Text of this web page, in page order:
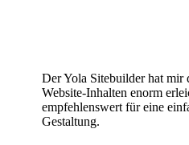
Der Yola Sitebuilder hat mir
Website-Inhalten enorm
empfehlenswert für eine
Gestaltung.